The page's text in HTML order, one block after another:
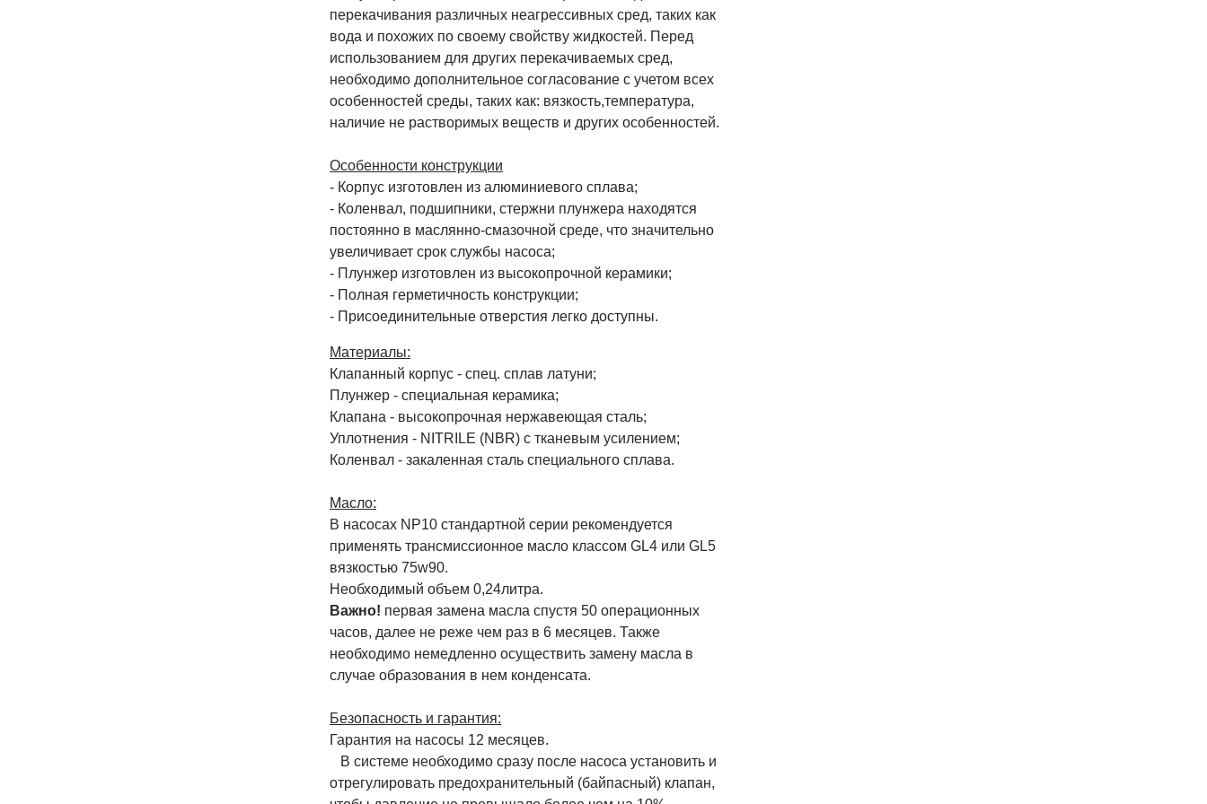
перекачивания различных неагрессивных сред, таких как
вода и похожих по своему свойству жидкостей. Перед
использованием для других перекачиваемых сред,
необходимо дополнительное согласование с учетом всех
особенностей среды, таких как: вязкость,температура,
наличие не растворимых веществ и других особенностей.
Особенности конструкции
- Корпус изготовлен из алюминиевого сплава;
- Коленвал, подшипники, стержни плунжера находятся
постоянно в маслянно-смазочной среде, что значительно
увеличивает срок службы насоса;
- Плунжер изготовлен из высокопрочной керамики;
- Полная герметичность конструкции;
- Присоединительные отверстия легко доступны.
Материалы:
Клапанный корпус - спец. cплав латуни;
Плунжер - специальная керамика;
Клапана - высокопрочная нержавеющая сталь;
Уплотнения - NITRILE (NBR) с тканевым усилением;
Коленвал - закаленная сталь специального сплава.
Масло:
В насосах NP10 стандартной серии рекомендуется
применять трансмиссионное масло классом GL4 или GL5
вязкостью 75w90.
Необходимый объем 0,24литра.
Важно! первая замена масла спустя 50 операционных
часов, далее не реже чем раз в 6 месяцев. Также
необходимо немедленно осуществить замену масла в
случае образования в нем конденсата.
Безопасность и гарантия:
Гарантия на насосы 12 месяцев.
В системе необходимо сразу после насоса установить и
отрегулировать предохранительный (байпасный) клапан,